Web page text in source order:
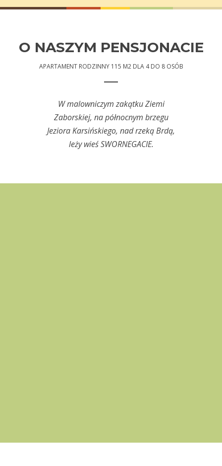
O NASZYM PENSJONACIE
APARTAMENT RODZINNY 115 M2 DLA 4 DO 8 OSÓB
W malowniczym zakątku Ziemi
Zaborskiej, na północnym brzegu
Jeziora Karsińskiego, nad rzeką Brdą,
leży wieś SWORNEGACIE.